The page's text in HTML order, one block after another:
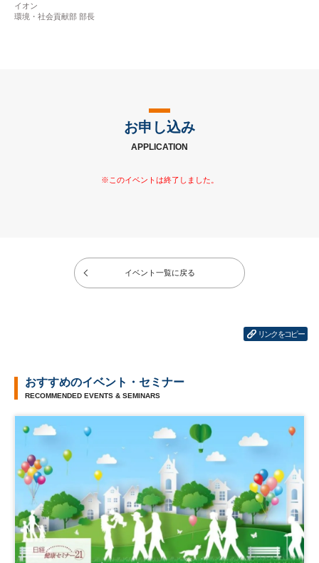
イオン
環境・社会貢献部 部長
お申し込み
APPLICATION
イベント一覧に戻る
リンクをコピー
おすすめのイベント・セミナー
RECOMMENDED EVENTS & SEMINARS